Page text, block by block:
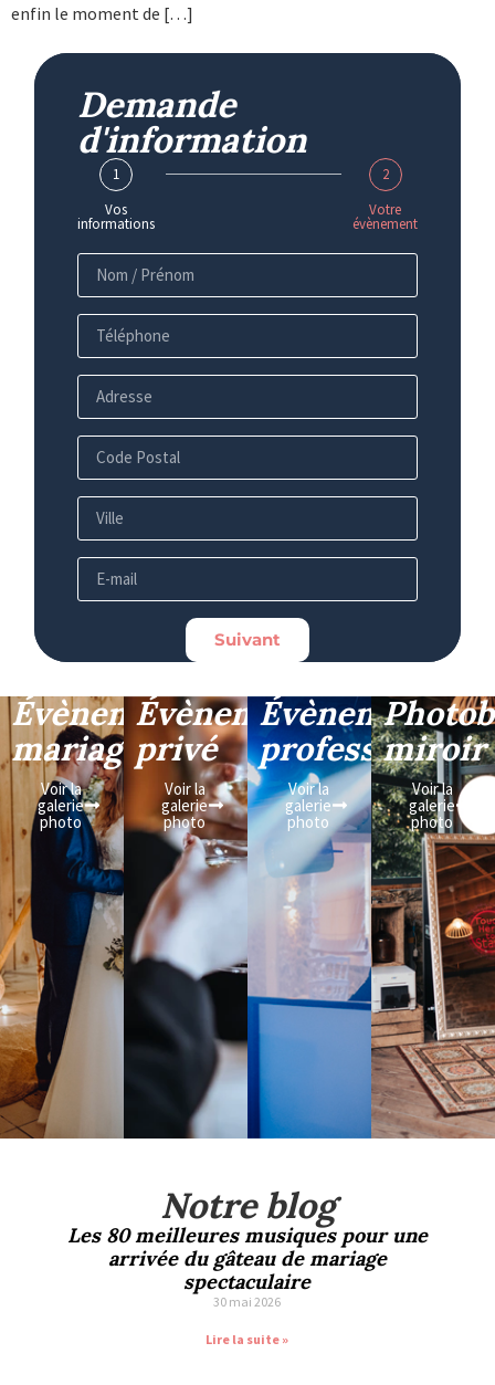
enfin le moment de […]
Demande
d'information
1
Vos
informations
2
Votre
évènement
Suivant
Évènement
mariage
Voir la
galerie
photo
Évènement
privé
Voir la
galerie
photo
Évènement
professionnel
Voir la
galerie
photo
miroir
Voir la
galerie
photo
Notre blog
Les 80 meilleures musiques pour une
arrivée du gâteau de mariage
spectaculaire
30 mai 2026
Lire la suite »